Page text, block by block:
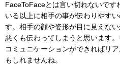
FaceToFaceとは言い切れないです
いる以上に相手の事が伝わりやす
す。相手の顔や姿形が目に見えな
悪くも伝わってしまうと思います
コミュニケーションができればリ
もしれませんね。